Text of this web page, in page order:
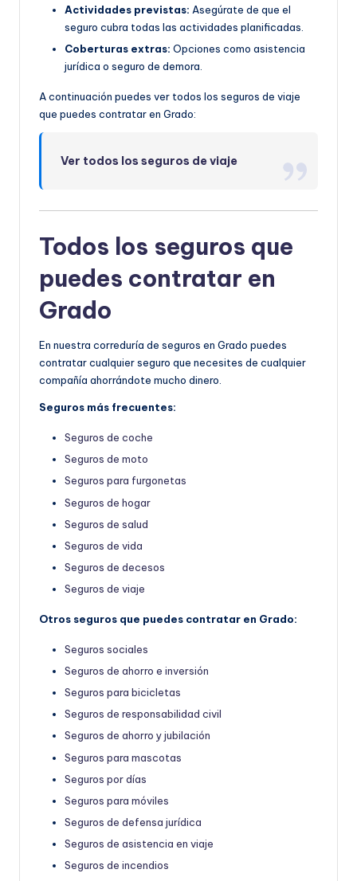
Actividades previstas: Asegúrate de que el
seguro cubra todas las actividades planificadas.
Coberturas extras: Opciones como asistencia
jurídica o seguro de demora.
A continuación puedes ver todos los seguros de viaje
que puedes contratar en Grado:
Ver todos los seguros de viaje
Todos los seguros que
puedes contratar en
Grado
En nuestra correduría de seguros en Grado puedes
contratar cualquier seguro que necesites de cualquier
compañía ahorrándote mucho dinero.
Seguros más frecuentes:
Seguros de coche
Seguros de moto
Seguros para furgonetas
Seguros de hogar
Seguros de salud
Seguros de vida
Seguros de decesos
Seguros de viaje
Otros seguros que puedes contratar en Grado:
Seguros sociales
Seguros de ahorro e inversión
Seguros para bicicletas
Seguros de responsabilidad civil
Seguros de ahorro y jubilación
Seguros para mascotas
Seguros por días
Seguros para móviles
Seguros de defensa jurídica
Seguros de asistencia en viaje
Seguros de incendios